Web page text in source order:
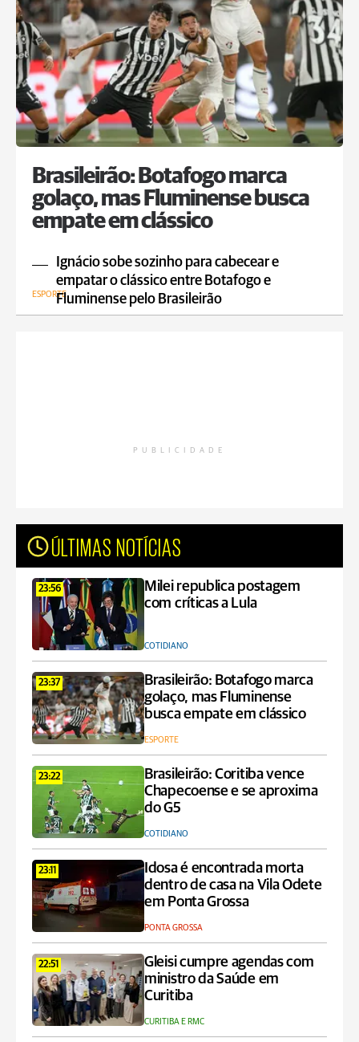
Brasileirão: Botafogo marca
golaço, mas Fluminense busca
empate em clássico
Ignácio sobe sozinho para cabecear e
empatar o clássico entre Botafogo e
Fluminense pelo Brasileirão
ESPORTE
PUBLICIDADE
ÚLTIMAS NOTÍCIAS
23:56
Milei republica postagem
com críticas a Lula
COTIDIANO
23:37
Brasileirão: Botafogo marca
golaço, mas Fluminense
busca empate em clássico
ESPORTE
23:22
Brasileirão: Coritiba vence
Chapecoense e se aproxima
do G5
COTIDIANO
23:11
Idosa é encontrada morta
dentro de casa na Vila Odete
em Ponta Grossa
PONTA GROSSA
22:51
Gleisi cumpre agendas com
ministro da Saúde em
Curitiba
CURITIBA E RMC